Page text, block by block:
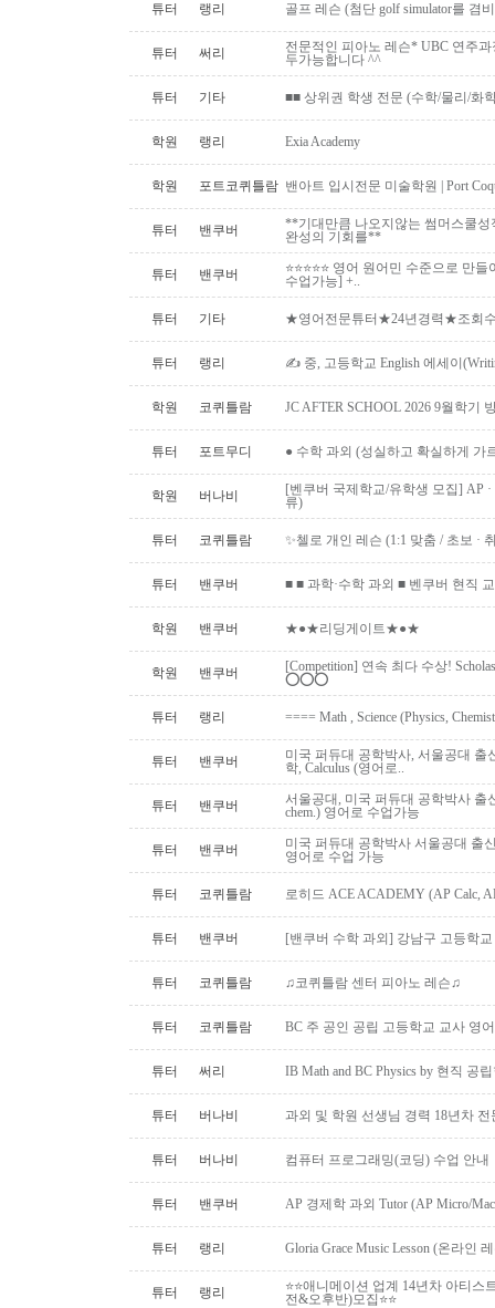
튜터 랭리 골프 레슨 (첨단 golf simulator를 겸
튜터 써리
전문적인 피아노 레슨* UBC 연주
두가능합니다 ^^
튜터 기타 ■■ 상위권 학생 전문 (수학/물리/화
학원 랭리 Exia Academy
학원 포트코퀴틀람 밴아트 입시전문 미술학원 | Port
튜터 밴쿠버
**기대만큼 나오지않는 썸머스쿨
완성의 기회를**
튜터 밴쿠버
⭐⭐⭐⭐⭐ 영어 원어민 수준으로
수업가능] +..
튜터 기타 ★영어전문튜터★24년경력★조회
튜터 랭리 ✍ 중, 고등학교 English 에세이
학원 코퀴틀람 JC AFTER SCHOOL 2026 9월학기
튜터 포트무디 ● 수학 과외 (성실하고 확실하게 가
학원 버나비
[벤쿠버 국제학교/유학생 모집] AP ·
류)
튜터 코퀴틀람 ✨첼로 개인 레슨 (1:1 맞춤 / 초보 ·
튜터 밴쿠버 ■ ■ 과학·수학 과외 ■ 벤쿠버 현직
학원 밴쿠버 ★●★리딩게이트★●★
학원 밴쿠버
[Competition] 연속 최다 수상!
⭕️⭕️⭕️
튜터 랭리 ==== Math , Science (Physics,
튜터 밴쿠버
미국 퍼듀대 공학박사, 서울공대 출
학, Calculus (영어로..
튜터 밴쿠버
서울공대, 미국 퍼듀대 공학박사 출
chem.) 영어로 수업가능
튜터 밴쿠버
미국 퍼듀대 공학박사 서울공대 출
영어로 수업 가능
튜터 코퀴틀람 로히드 ACE ACADEMY (AP Calc,
튜터 밴쿠버 [밴쿠버 수학 과외] 강남구 고등학
튜터 코퀴틀람 ♫코퀴틀람 센터 피아노 레슨♫
튜터 코퀴틀람 BC 주 공인 공립 고등학교 교사 영
튜터 써리 IB Math and BC Physics by 현직 공
튜터 버나비 과외 및 학원 선생님 경력 18년차
튜터 버나비 컴퓨터 프로그래밍(코딩) 수업 안내
튜터 밴쿠버 AP 경제학 과외 Tutor (AP Micro/
튜터 랭리 Gloria Grace Music Lesson (온라인
튜터 랭리
⭐⭐애니메이션 업계 14년차 아티
전&오후반)모집⭐⭐